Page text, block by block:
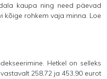
kaupa ning need päevad
kõige rohkem vaja minna. Loe
Hetkel on selleks
258,72 ja 453,90 eurot